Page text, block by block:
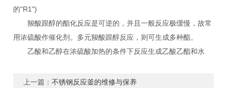
的"R1")
羧酸跟醇的酯化反应是可逆的，并且一般反应极缓慢，故常
用浓硫酸作催化剂。多元羧酸跟醇反应，则可生成多种酯。
乙酸和乙醇在浓硫酸加热的条件下反应生成乙酸乙酯和水
上一篇：不锈钢反应釜的维修与保养